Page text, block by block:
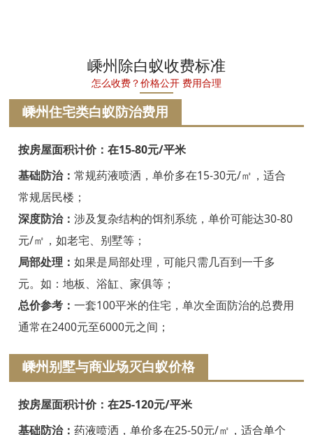
嘉兴白蚁防治
平湖白蚁防治
海宁白蚁防治
嘉善白蚁防治
海盐白蚁防治
湖州白蚁防治
长兴白蚁防治
安吉白蚁防治
嵊州除白蚁收费标准
怎么收费？价格公开 费用合理
嵊州住宅类白蚁防治费用
按房屋面积计价：在15-80元/平米
基础防治： 常规药液喷洒，单价多在15-30元/㎡，适合
常规居民楼；
深度防治： 涉及复杂结构的饵剂系统，单价可能达30-80
元/㎡，如老宅、别墅等；
局部处理： 如果是局部处理，可能只需几百到一千多
元。如：地板、浴缸、家俱等；
总价参考： 一套100平米的住宅，单次全面防治的总费用
通常在2400元至6000元之间；
嵊州别墅与商业场灭白蚁价格
按房屋面积计价：在25-120元/平米
基础防治： 药液喷洒，单价多在25-50元/㎡，适合单个